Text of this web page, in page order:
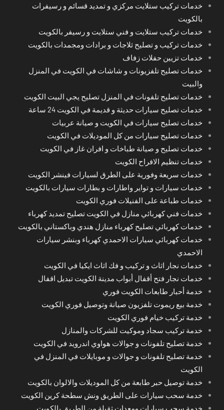
خدمات تركيب ستلايت مركزي و تمديد قسائم و رسيفرات
بالكويت
خدمات تركيب ستلايت و فني ستلايت و رسيفر بالكويت
خدمات تركيب و تصليح ثلاجات و برادات ومجمدات بالكويت
خدمات تزيين حفلات زفاف
خدمات تصليح تلفزيونات و شاشات في الكويت في المنزل
والبيت
خدمات تصليح تلفونات في المنزل تصليح يجي البيت الكويت
خدمات تصليح سيارات حديثة و قديمة في الكويت 24 ساعة
خدمات تصليح سيارات في الكويت و صيانة عربيات
خدمات تصليح سيارات من كل الموديلات في الكويت
خدمات تصليح و صيانة طباخات و افران غاز في الكويت
خدمات تنظيم الافراح الكويت
خدمات سريعة وفورية على الطرق لسيارات فينشر الكويت
خدمات سيارات و تواير واطارات و بطارات سيارات بالكويت
خدمات طباعة على الفنيلات فوري الكويت
خدمات فني كهربائي منازل في الكويت تصليح تمديد كهرباء
خدمات كهربائي تصليح كهرباء منازل هندي وباكستاني بالكويت
خدمات كهربائي سيارات الاحمدي كهرباء وبنشر سيارات
الاحمدي
خدمات نجار اثاث و تركيب و فك اثاث ايكيا في الكويت
خدمات نجار فتح أقفال أبواب مدينة الكويت تبديل اقفال
خدمة أحبار طابعات الكويت فوري
خدمة بيع ريموت تلفزيون صيانة وتوصيل فوري الكويت
خدمة تركيب خيام فوري الكويت
خدمة تركيب سجاد وموكيت للشركات والمنازل
خدمة تصليح تلفونات و جوالات هواوي اندرويد في الكويت
خدمة تصليح تلفونات و جوالات و موبايلات في المنزل في
الكويت
خدمة توصيل حبر طابعة من كل الموديلات والالوان بالكويت
خدمة سحب سيارات على الطريق ونش سطحة كرين الكويت
خدمة سحب سيارات ومعدات ثقيلة من الطريق بالكويت